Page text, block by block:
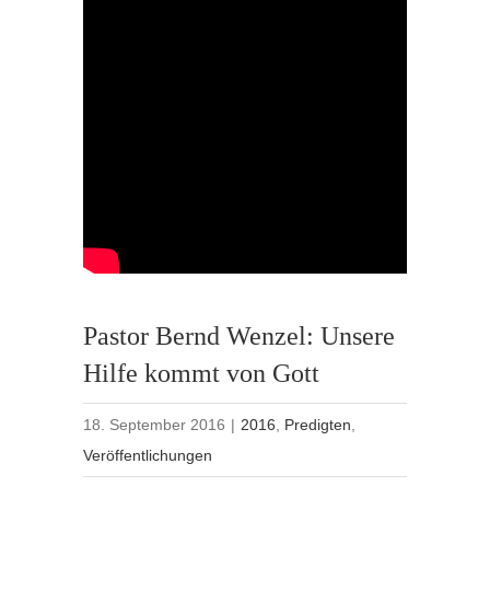
Pastor Bernd Wenzel: Unsere
Hilfe kommt von Gott
18. September 2016 | 2016 Predigten
Veröffentlichungen